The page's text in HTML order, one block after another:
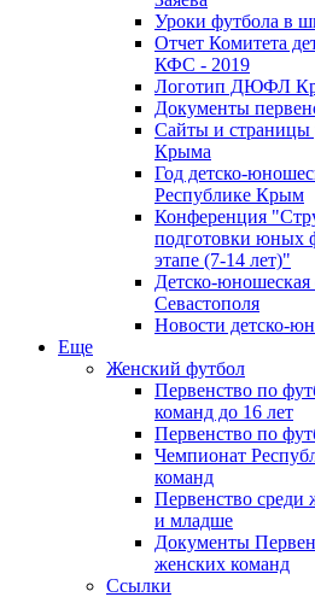
Уроки футбола в
Отчет Комитета
КФС - 2019
Логотип ДЮФЛ
Документы
Сайты и
Крыма
Год детско-
Республике Крым
Конференция
подготовки юных
этапе (7-14 лет)"
Детско-юношеская
Севастополя
Новости детско-
Еще
Женский футбол
Первенство по
команд до 16 лет
Первенство по
Чемпионат
команд
Первенство среди
и младше
Документы
женских команд
Ссылки